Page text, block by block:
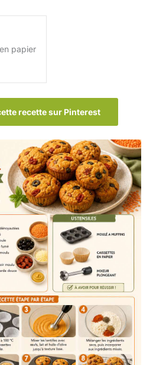
papier
recette sur Pinterest